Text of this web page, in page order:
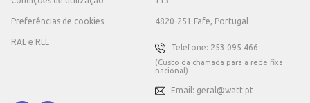
Preferências de cookies
RAL e RLL
4820-251 Fafe, Portugal
Telefone: 253 095 466
(Custo da chamada para a rede fixa
nacional)
Email: geral@watt.pt